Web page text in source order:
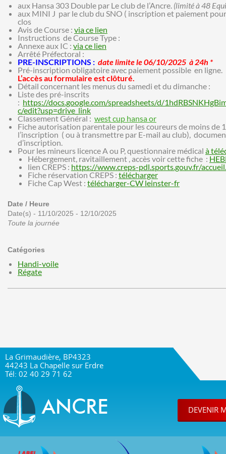
aux Hansa 303 Double par Le club de l’Ancre. (limité à 48
aux MINI J par le club du SNO ( inscription et paiement
clos
Avis de Course : via ce lien
Instructions de Course Type :
Annexe aux IC : via ce lien
Arrêté Préfectoral :
PRE-INSCRIPTIONS : date limite le 06/10/2025 à 24h *
Pré-inscription obligatoire avec paiement possible en ligne.
L’accès au formulaire est clôturé.
Détail concernant les menus du samedi et du dimanche :
Liste des pré-inscrits
: https://docs.google.com/spreadsheets/d/
c/edit?usp=drive_link
Classement Général : west cup hansa or
Fiche autorisation parentale pour les coureurs de moins
l’inscription ( ou à transmettre par E-mail au club),
d’inscription.
Pour les mineurs licence A ou P, questionnaire médical à
Hébergement, ravitaillement , accès voir cette fiche :
lien CREPS : https://www.creps-pdl.sports.gouv.fr/
Fiche réservation CREPS : télécharger
Fiche Cap West : télécharger-CW leinster-fr
Date / Heure
Date(s) - 11/10/2025 - 12/10/2025
Toute la journée
Catégories
Handi-voile
Régate
La Grimaudière, BP4323
44243 La Chapelle sur Erdre
Tél: 02 40 29 71 62
DEVENIR